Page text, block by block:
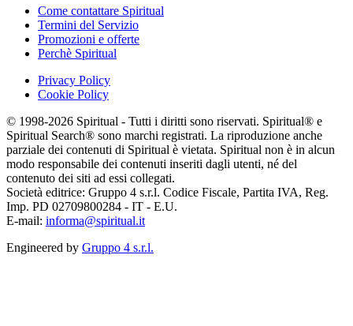
Come contattare Spiritual
Termini del Servizio
Promozioni e offerte
Perchè Spiritual
Privacy Policy
Cookie Policy
© 1998-2026 Spiritual - Tutti i diritti sono riservati. Spiritual® e
Spiritual Search® sono marchi registrati. La riproduzione anche
parziale dei contenuti di Spiritual è vietata. Spiritual non è in alcun
modo responsabile dei contenuti inseriti dagli utenti, né del
contenuto dei siti ad essi collegati.
Società editrice: Gruppo 4 s.r.l. Codice Fiscale, Partita IVA, Reg.
Imp. PD 02709800284 - IT - E.U.
E-mail: informa@spiritual.it
Engineered by Gruppo 4 s.r.l.